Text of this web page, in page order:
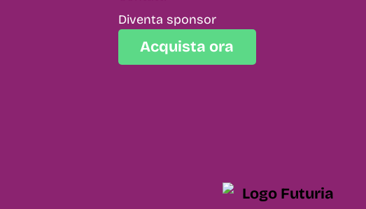
Diventa sponsor
Acquista ora